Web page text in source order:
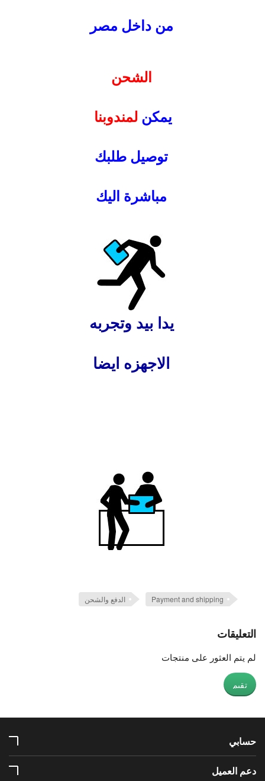
من داخل مصر
الشحن
يمكن لمندوبنا
توصيل طلبك
مباشرة اليك
يدا بيد وتجربه
لاجهزه ايضا
Payment and shipping الدفع والشحن
التعليقات
لم يتم العثور على منتجات
تقيم
حسابي
دعم العميل